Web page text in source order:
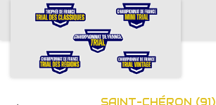
ACCUEIL
CALENDRIER
SAINT-CHÉRON (91)